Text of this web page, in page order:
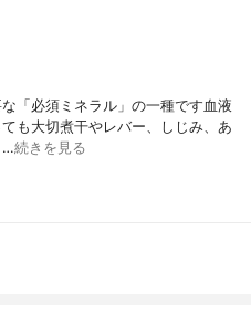
「必須ミネラル」の一種です血液
も大切煮干やレバー、しじみ、あ
…続きを見る